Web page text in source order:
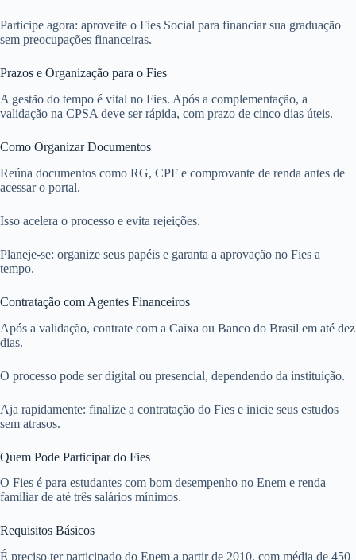
Participe agora: aproveite o Fies Social para financiar sua graduação
sem preocupações financeiras.
Prazos e Organização para o Fies
A gestão do tempo é vital no Fies. Após a complementação, a
validação na CPSA deve ser rápida, com prazo de cinco dias úteis.
Como Organizar Documentos
Reúna documentos como RG, CPF e comprovante de renda antes de
acessar o portal.
Isso acelera o processo e evita rejeições.
Planeje-se: organize seus papéis e garanta a aprovação no Fies a
tempo.
Contratação com Agentes Financeiros
Após a validação, contrate com a Caixa ou Banco do Brasil em até dez
dias.
O processo pode ser digital ou presencial, dependendo da instituição.
Aja rapidamente: finalize a contratação do Fies e inicie seus estudos
sem atrasos.
Quem Pode Participar do Fies
O Fies é para estudantes com bom desempenho no Enem e renda
familiar de até três salários mínimos.
Requisitos Básicos
É preciso ter participado do Enem a partir de 2010, com média de 450